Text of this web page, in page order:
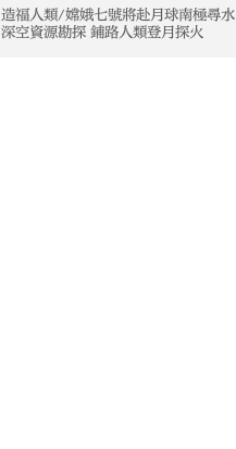
造福人類/嫦娥七號將赴月球南極尋
深空資源勘探 鋪路人類登月探火